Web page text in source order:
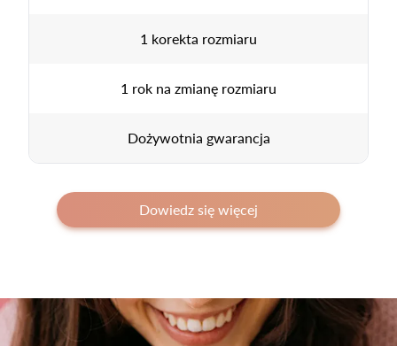
1 korekta rozmiaru
1 rok na zmianę rozmiaru
Dożywotnia gwarancja
Dowiedz się więcej